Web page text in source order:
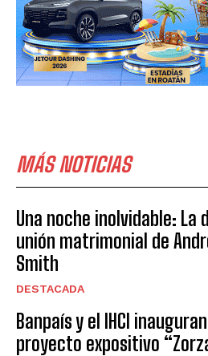
MÁS NOTICIAS
Una noche inolvidable: La
unión matrimonial de
Smith
DESTACADA
Banpaís y el IHCI
proyecto expositivo